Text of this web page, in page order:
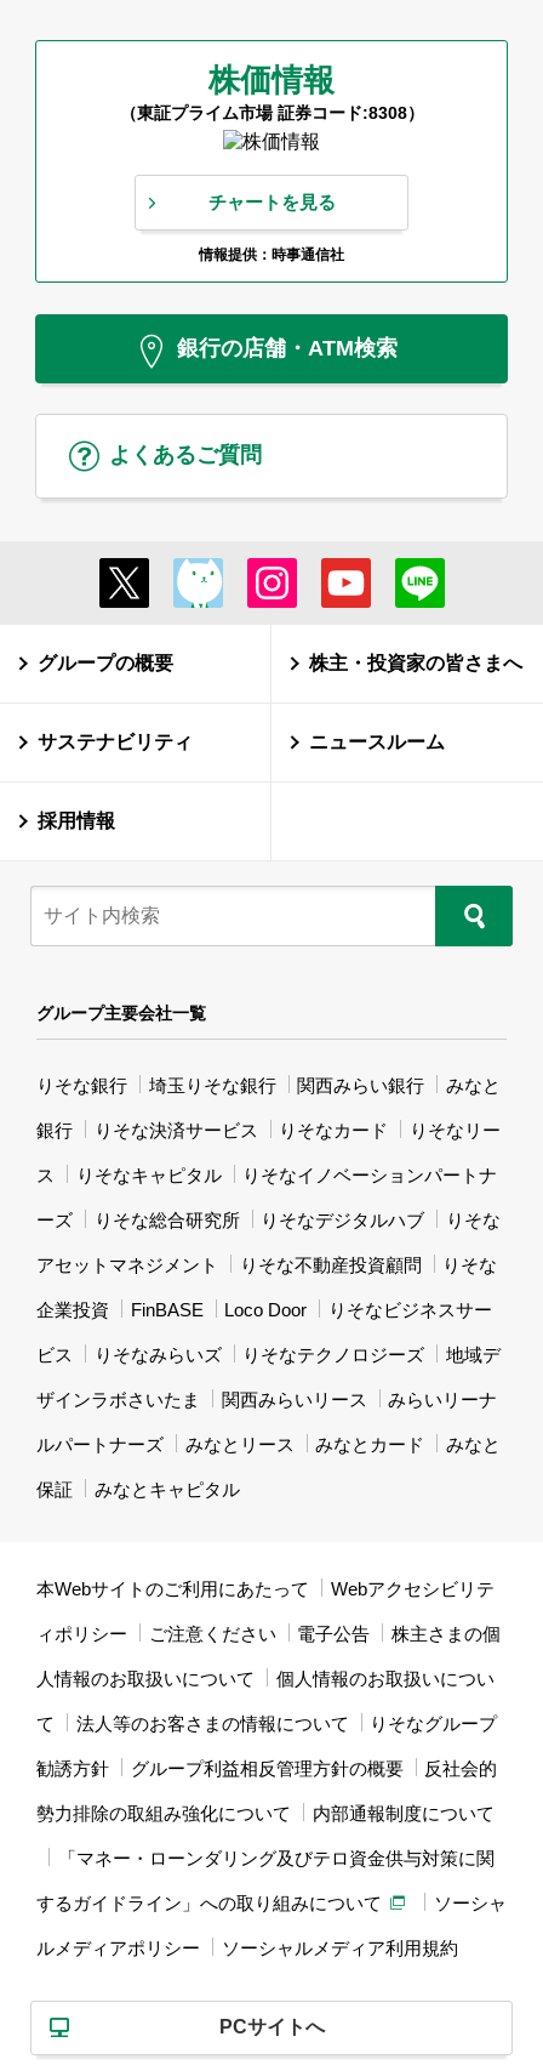
株価情報
（東証プライム市場 証券コード:8308）
チャートを見る
情報提供：時事通信社
銀行の店舗・ATM検索
よくあるご質問
グループの概要 株主・投資家の皆さまへ
サステナビリティ ニュースルーム
採用情報
グループ主要会社一覧
りそな銀行 埼玉りそな銀行 関西みらい銀行 みなと
銀行 りそな決済サービス りそなカード りそなリー
ス りそなキャピタル りそなイノベーションパートナ
ーズ りそな総合研究所 りそなデジタルハブ りそな
アセットマネジメント りそな不動産投資顧問 りそな
企業投資 FinBASE Loco Door りそなビジネスサー
ビス りそなみらいズ りそなテクノロジーズ 地域デ
ザインラボさいたま 関西みらいリース みらいリーナ
ルパートナーズ みなとリース みなとカード みなと
保証 みなとキャピタル
本Webサイトのご利用にあたって Webアクセシビリテ
ィポリシー ご注意ください 電子公告 株主さまの個
人情報のお取扱いについて 個人情報のお取扱いについ
て 法人等のお客さまの情報について りそなグループ
勧誘方針 グループ利益相反管理方針の概要 反社会的
勢力排除の取組み強化について 内部通報制度について
「マネー・ローンダリング及びテロ資金供与対策に関
するガイドライン」への取り組みについて ソーシャ
ルメディアポリシー ソーシャルメディア利用規約
PCサイトへ